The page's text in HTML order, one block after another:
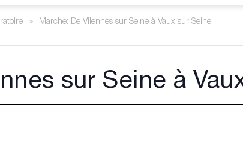
> Marche: De Vilennes sur Seine à Vaux sur Seine
sur Seine à